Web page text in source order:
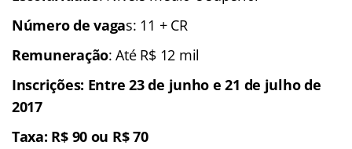
Número de vagas: 11 + CR
Remuneração: Até R$ 12 mil
Inscrições: Entre 23 de junho e 21 de julho de
2017
Taxa: R$ 90 ou R$ 70